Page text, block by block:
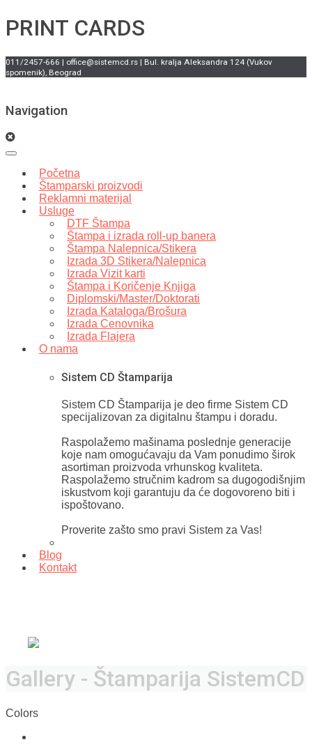
PRINT CARDS
011/2457-666 | office@sistemcd.rs | Bul. kralja Aleksandra 124 (Vukov
spomenik), Beograd
Navigation
Početna
Štamparski proizvodi
Reklamni materijal
Usluge
DTF Štampa
Štampa i izrada roll-up banera
Štampa Nalepnica/Stikera
Izrada 3D Stikera/Nalepnica
Izrada Vizit karti
Štampa i Koričenje Knjiga
Diplomski/Master/Doktorati
Izrada Kataloga/Brošura
Izrada Cenovnika
Izrada Flajera
O nama
Sistem CD Štamparija
Sistem CD Štamparija je deo firme Sistem CD
specijalizovan za digitalnu štampu i doradu.
Raspolažemo mašinama poslednje generacije
koje nam omogućavaju da Vam ponudimo širok
asortiman proizvoda vrhunskog kvaliteta.
Raspolažemo stručnim kadrom sa dugogodišnjim
iskustvom koji garantuju da će dogovoreno biti i
ispoštovano.
Proverite zašto smo pravi Sistem za Vas!
Blog
Kontakt
Gallery - Štamparija SistemCD
Colors